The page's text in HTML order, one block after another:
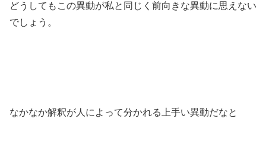
どうしてもこの異動が私と同じく前向きな異動に思えない
でしょう。
なかなか解釈が人によって分かれる上手い異動だなと